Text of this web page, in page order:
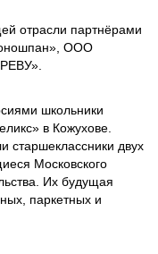
отрасли партнёрами
ООО
школьники
в Кожухове.
старшеклассники двух
Московского
Их будущая
паркетных и